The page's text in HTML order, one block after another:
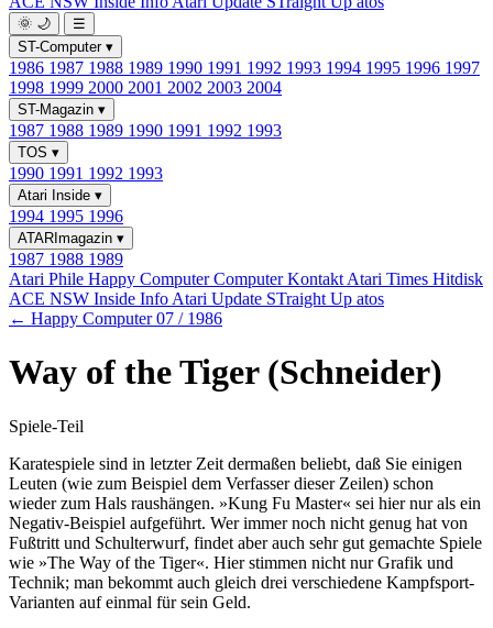
🌞 🌙
☰
ST-Computer ▾
1986 1987 1988 1989 1990 1991 1992 1993 1994 1995 1996 1997
1998 1999 2000 2001 2002 2003 2004
ST-Magazin ▾
1987 1988 1989 1990 1991 1992 1993
TOS ▾
1990 1991 1992 1993
Atari Inside ▾
1994 1995 1996
ATARImagazin ▾
1987 1988 1989
Atari Phile Happy ComputerComputer Kontakt Atari Times Hitdisk
ACE NSW Inside Info Atari Update STraight Up atos
← Happy Computer 07 / 1986
Way of the Tiger (Schneider)
Spiele-Teil
Karatespiele sind in letzter Zeit dermaßen beliebt, daß Sie einigen
Leuten (wie zum Beispiel dem Verfasser dieser Zeilen) schon
wieder zum Hals raushängen. »Kung Fu Master« sei hier nur als ein
Negativ-Beispiel aufgeführt. Wer immer noch nicht genug hat von
Fußtritt und Schulterwurf, findet aber auch sehr gut gemachte Spiele
wie »The Way of the Tiger«. Hier stimmen nicht nur Grafik und
Technik; man bekommt auch gleich drei verschiedene Kampfsport-
Varianten auf einmal für sein Geld.